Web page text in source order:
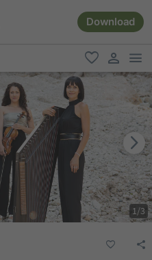
Download
favoriti
user link
1/3